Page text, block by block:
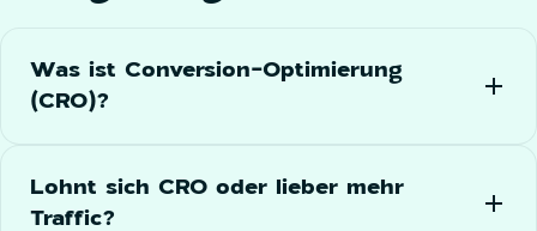
Was ist Conversion-Optimierung
(CRO)?
Lohnt sich CRO oder lieber mehr
Traffic?